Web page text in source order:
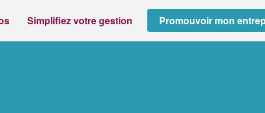
Simplifiez votre gestion Promouvoir mon